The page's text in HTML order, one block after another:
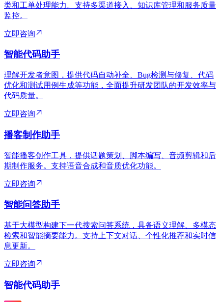
类和工单处理能力。支持多渠道接入、知识库管理和服务质量
监控。
立即咨询
智能代码助手
理解开发者意图，提供代码自动补全、Bug检测与修复、代码
优化和测试用例生成等功能，全面提升研发团队的开发效率与
代码质量。
立即咨询
播客制作助手
智能播客创作工具，提供话题策划、脚本编写、音频剪辑和后
期制作服务。支持语音合成和音质优化功能。
立即咨询
智能问答助手
基于大模型构建下一代搜索问答系统，具备语义理解、多模态
检索和智能摘要能力。支持上下文对话、个性化推荐和实时信
息更新。
立即咨询
智能代码助手